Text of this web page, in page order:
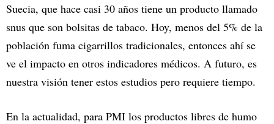
Suecia, que hace casi 30 años tiene un producto llamado
snus que son bolsitas de tabaco. Hoy, menos del 5% de la
población fuma cigarrillos tradicionales, entonces ahí se
ve el impacto en otros indicadores médicos. A futuro, es
nuestra visión tener estos estudios pero requiere tiempo.
En la actualidad, para PMI los productos libres de humo